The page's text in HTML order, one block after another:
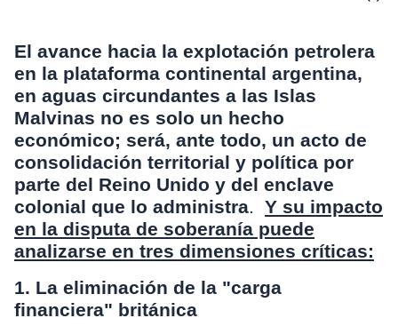
El avance hacia la explotación petrolera
en la plataforma continental argentina,
en aguas circundantes a las Islas
Malvinas no es solo un hecho
económico; será, ante todo, un acto de
consolidación territorial y política por
parte del Reino Unido y del enclave
colonial que lo administra. Y su impacto
en la disputa de soberanía puede
analizarse en tres dimensiones críticas:
1. La eliminación de la "carga
financiera" británica